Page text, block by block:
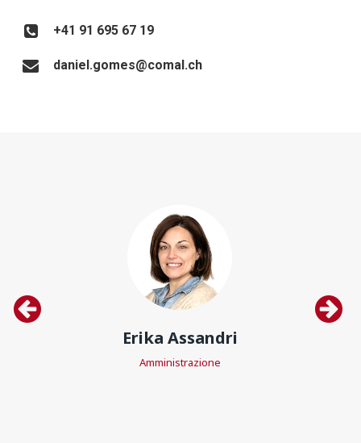
+41 91 695 67 19
daniel.gomes@comal.ch
Erika Assandri
Amministrazione